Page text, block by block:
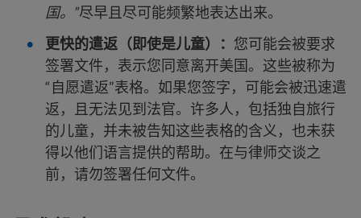
国。”尽早且尽可能频繁地表达出来。
更快的遣返（即使是儿童）： 您可能会被要求
签署文件，表示您同意离开美国。这些被称为
“自愿遣返”表格。如果您签字，可能会被迅速遣
返，且无法见到法官。许多人，包括独自旅行
的儿童，并未被告知这些表格的含义，也未获
得以他们语言提供的帮助。在与律师交谈之
前，请勿签署任何文件。